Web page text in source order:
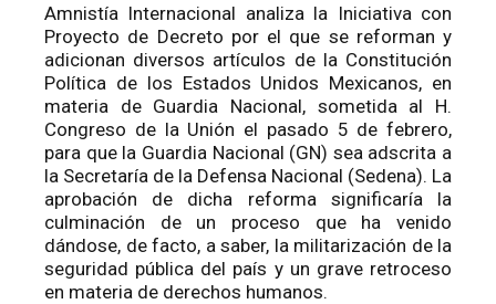
Amnistía Internacional analiza la Iniciativa con
Proyecto de Decreto por el que se reforman y
adicionan diversos artículos de la Constitución
Política de los Estados Unidos Mexicanos, en
materia de Guardia Nacional, sometida al H.
Congreso de la Unión el pasado 5 de febrero,
para que la Guardia Nacional (GN) sea adscrita a
la Secretaría de la Defensa Nacional (Sedena). La
aprobación de dicha reforma significaría la
culminación de un proceso que ha venido
dándose, de facto, a saber, la militarización de la
seguridad pública del país y un grave retroceso
en materia de derechos humanos.